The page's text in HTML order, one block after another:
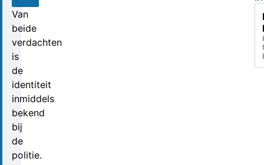
Van
beide
verdachten
is
de
identiteit
inmiddels
bekend
bij
de
politie.